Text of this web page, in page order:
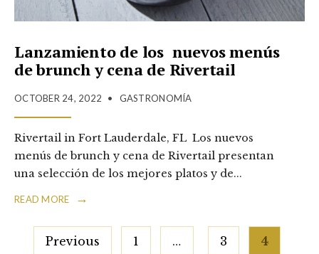
Lanzamiento de los nuevos menús
de brunch y cena de Rivertail
OCTOBER 24, 2022 • GASTRONOMÍA
Rivertail in Fort Lauderdale, FL Los nuevos
menús de brunch y cena de Rivertail presentan
una selección de los mejores platos y de...
READ MORE →
Posts
Previous 1 … 3 4